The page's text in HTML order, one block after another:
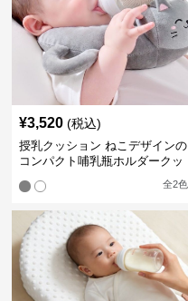
¥3,520 (税込)
授乳クッション ねこデザインの
コンパクト哺乳瓶ホルダークッ
全2色